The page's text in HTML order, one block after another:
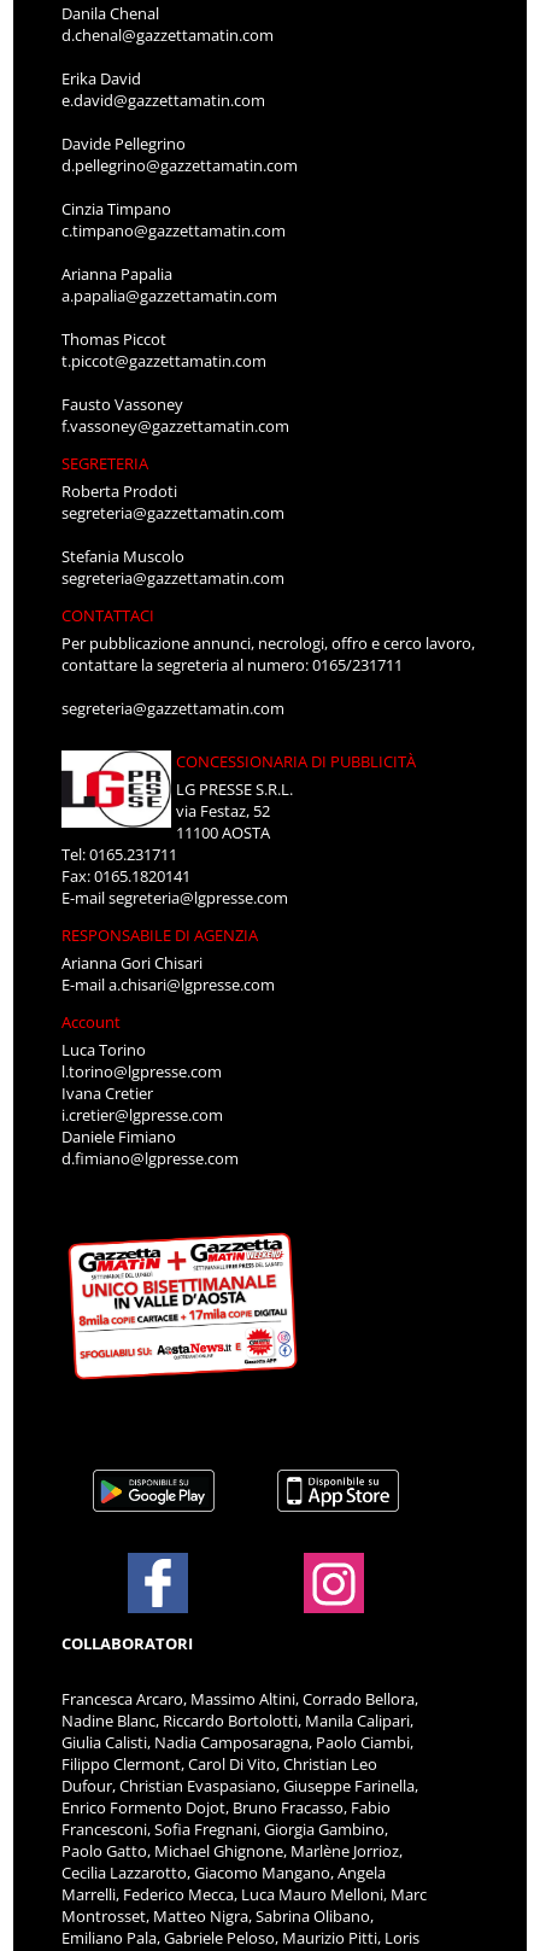
Danila Chenal
d.chenal@gazzettamatin.com
Erika David
e.david@gazzettamatin.com
Davide Pellegrino
d.pellegrino@gazzettamatin.com
Cinzia Timpano
c.timpano@gazzettamatin.com
Arianna Papalia
a.papalia@gazzettamatin.com
Thomas Piccot
t.piccot@gazzettamatin.com
Fausto Vassoney
f.vassoney@gazzettamatin.com
SEGRETERIA
Roberta Prodoti
segreteria@gazzettamatin.com
Stefania Muscolo
segreteria@gazzettamatin.com
CONTATTACI
Per pubblicazione annunci, necrologi, offro e cerco lavoro,
contattare la segreteria al numero: 0165/231711
segreteria@gazzettamatin.com
CONCESSIONARIA DI PUBBLICITÀ
LG PRESSE S.R.L.
via Festaz, 52
11100 AOSTA
Tel: 0165.231711
Fax: 0165.1820141
E-mailsegreteria@lgpresse.com
RESPONSABILE DI AGENZIA
Arianna Gori Chisari
E-maila.chisari@lgpresse.com
Account
Luca Torino
l.torino@lgpresse.com
Ivana Cretier
i.cretier@lgpresse.com
Daniele Fimiano
d.fimiano@lgpresse.com
COLLABORATORI
Francesca Arcaro, Massimo Altini, Corrado Bellora,
Nadine Blanc, Riccardo Bortolotti, Manila Calipari,
Giulia Calisti, Nadia Camposaragna, Paolo Ciambi,
Filippo Clermont, Carol Di Vito, Christian Leo
Dufour, Christian Evaspasiano, Giuseppe Farinella,
Enrico Formento Dojot, Bruno Fracasso, Fabio
Francesconi, Sofia Fregnani, Giorgia Gambino,
Paolo Gatto, Michael Ghignone, Marlène Jorrioz,
Cecilia Lazzarotto, Giacomo Mangano, Angela
Marrelli, Federico Mecca, Luca Mauro Melloni, Marc
Montrosset, Matteo Nigra, Sabrina Olibano,
Emiliano Pala, Gabriele Peloso, Maurizio Pitti, Loris